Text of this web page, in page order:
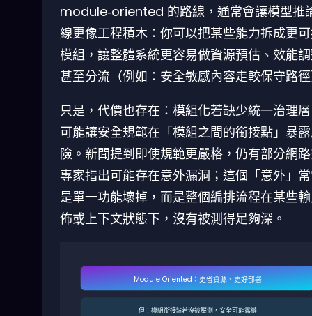
module‑oriented 的路線，通常會讓模型推
線更像工程積木：你可以把某些能力拆成更
模組，讓整體系統更容易做資源預估、效能
甚至分流（例如：安全敏感內容走較保守路
只是，代價也存在：模組化若缺少統一治理
可能讓安全規範在「模組之間的銜接點」暴
險。新聞提到即使規範更嚴格，仍有部分網
專家指出可能存在意外漏洞；這個「意外」
是單一功能壞掉，而是整個編排流程在某些
佈或上下文狀態下，沒有被測得足夠深。
Module‑Oriented：更省資源、更好部署
但：模組銜接點若沒被壓測，安全可能露縫